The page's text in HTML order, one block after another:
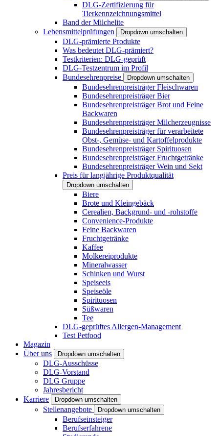
DLG-Zertifizierung für
Tierkennzeichnungsmittel
Band der Milchelite
Lebensmittelprüfungen
Dropdown umschalten
DLG-prämierte Produkte
Was bedeutet DLG-prämiert?
Testkriterien: DLG-geprüft
DLG-Testzentrum im Profil
Bundesehrenpreise
Dropdown umschalten
Bundesehrenpreisträger Fleischwaren
Bundesehrenpreisträger Bier
Bundesehrenpreisträger Brot und Feine
Backwaren
Bundesehrenpreisträger Milcherzeugnisse
Bundesehrenpreisträger für verarbeitete
Obst-, Gemüse- und Kartoffelprodukte
Bundesehrenpreisträger Spirituosen
Bundesehrenpreisträger Fruchtgetränke
Bundesehrenpreisträger Wein und Sekt
Preis für langjährige Produktqualität
Dropdown umschalten
Biere
Brote und Kleingebäck
Cerealien, Backgrund- und -rohstoffe
Convenience-Produkte
Feine Backwaren
Fruchtgetränke
Kaffee
Molkereiprodukte
Mineralwasser
Schinken und Wurst
Speiseeis
Speiseöle
Spirituosen
Süßwaren
Tee
DLG-geprüftes Allergen-Management
Test Petfood
Magazin
Über uns
Dropdown umschalten
DLG-Ausschüsse
DLG-Vorstand
DLG Gruppe
Jahresbericht
Karriere
Dropdown umschalten
Stellenangebote Dropdown umschalten
Berufseinsteiger
Berufserfahrene